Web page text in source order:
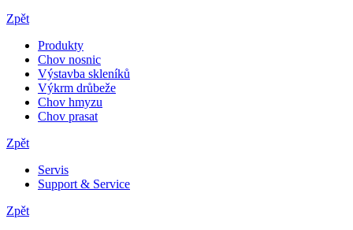
Zpět
Produkty
Chov nosnic
Výstavba skleníků
Výkrm drůbeže
Chov hmyzu
Chov prasat
Zpět
Servis
Support & Service
Zpět